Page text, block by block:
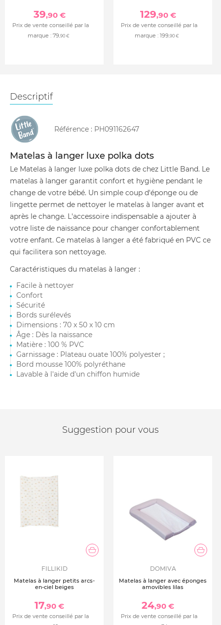
39,90 €
Prix de vente conseillé par la
marque : 79,90 €
129,90 €
Prix de vente conseillé par la
marque : 199,90 €
Descriptif
Référence : PH091162647
Matelas à langer luxe polka dots
Le Matelas à langer luxe polka dots de chez Little Band. Le
matelas à langer garantit confort et hygiène pendant le
change de votre bébé. Un simple coup d'éponge ou de
lingette permet de nettoyer le matelas à langer avant et
après le change. L'accessoire indispensable a ajouter à
votre liste de naissance pour changer confortablement
votre enfant. Ce matelas à langer a été fabriqué en PVC ce
qui facilitera son nettoyage.
Caractéristiques du matelas à langer :
Facile à nettoyer
Confort
Sécurité
Bords surélevés
Dimensions : 70 x 50 x 10 cm
Âge : Dès la naissance
Matière : 100 % PVC
Garnissage : Plateau ouate 100% polyester ;
Bord mousse 100% polyréthane
Lavable à l'aide d'un chiffon humide
Suggestion pour vous
FILLIKID
Matelas à langer petits arcs-
en-ciel beiges
17,90 €
Prix de vente conseillé par la
DOMIVA
Matelas à langer avec éponges
amovibles lilas
24,90 €
Prix de vente conseillé par la